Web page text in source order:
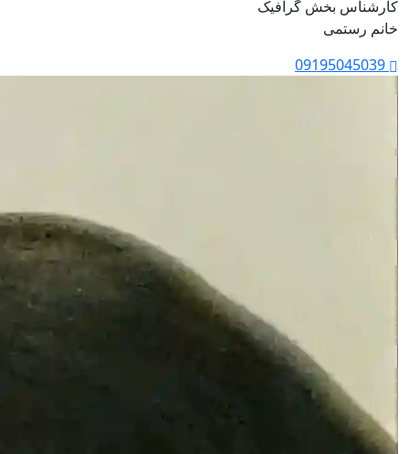
کارشناس بخش گرافیک
خانم رستمی